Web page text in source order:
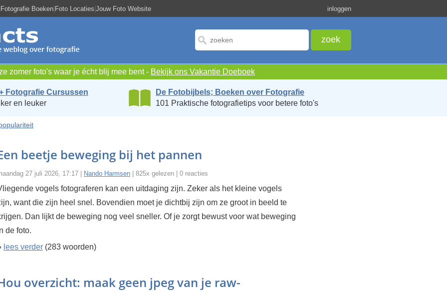
Fotografie Boeken|Foto Locaties|Jouw Foto Website inloggen
zomer foto's waar je écht blij mee bent - Bekijk ons Vakantie Doeboek
Fotografie Cursussen
en leuker
De Fotobijbels; Boeken over Fotografie
101 Praktische fotografietips voor betere foto's
beetje beweging bij het pannen
27 juli 2026, 17:17 | Nando Harmsen | 825x gelezen | 0 reacties
vogels fotograferen kan een uitdaging zijn. Zeker als het kleine vogels
want die zijn heel snel. Bovendien moet je dichtbij zijn om ze groot in beeld te
Dan lijkt de beweging nog veel sneller. Of je zorgt bewust voor wat beweging
de foto.
lees verder (283 woorden)
overzicht: maak geen jpeg van je raw-